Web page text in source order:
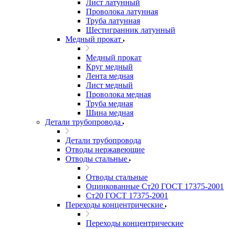
Лист латунный
Проволока латунная
Труба латунная
Шестигранник латунный
Медный прокат
Медный прокат
Круг медный
Лента медная
Лист медный
Проволока медная
Труба медная
Шина медная
Детали трубопровода
Детали трубопровода
Отводы нержавеющие
Отводы стальные
Отводы стальные
Оцинкованные Ст20 ГОСТ 17375-2001
Ст20 ГОСТ 17375-2001
Переходы концентрические
Переходы концентрические